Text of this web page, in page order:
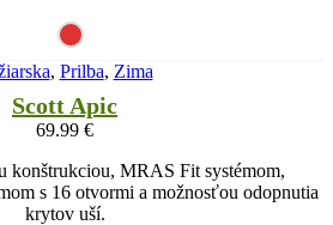
, Prilba, Zima
Scott Apic
69.99 €
konštrukciou, MRAS Fit systémom,
s 16 otvormi a možnosťou odopnutia
krytov uší.